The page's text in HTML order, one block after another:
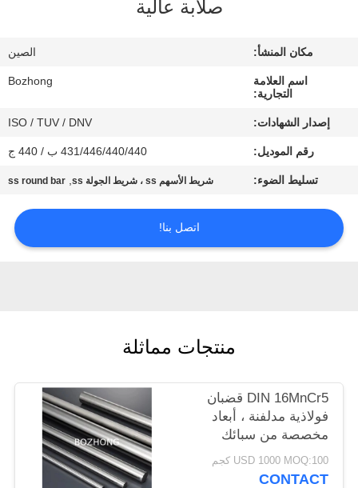
مراقبة
اتصل
اقتباس
POLICY
صلابة عالية
مكان المنشأ: الصين
اسم العلامة
التجارية:
Bozhong
إصدار الشهادات: ISO / TUV / DNV
رقم الموديل: 431/446/440/440 ب / 440 ج
تسليط الضوء: شريط الأسهم ss ، شريط الجولة ss ,
ss round bar
اتصل بنا!
منتجات مماثلة
DIN 16MnCr5 قضبان
فولاذية مدلفنة ، أبعاد
مخصصة من سبائك
الصلب المعدنية
المستديرة
USD 1000 MOQ:100 كجم
CONTACT